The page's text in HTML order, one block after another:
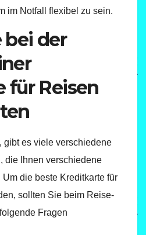
im Notfall flexibel zu sein.
bei der
für Reisen
gibt es viele verschiedene
die Ihnen verschiedene
die beste Kreditkarte für
sollten Sie beim Reise-
Fragen